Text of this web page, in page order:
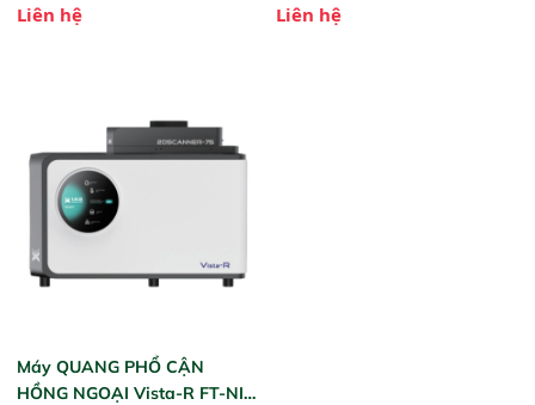
hỗ trợ tản nhiệt tăng cường và đã
liệu để tăng chỉ số ROI cho doanh
nghiệp.
Liên hệ
này cho phép bất kỳ ai cũng có
Liên hệ
Máy QUANG PHỔ CẬN
HỒNG NGOẠI Vista-R FT-NIR